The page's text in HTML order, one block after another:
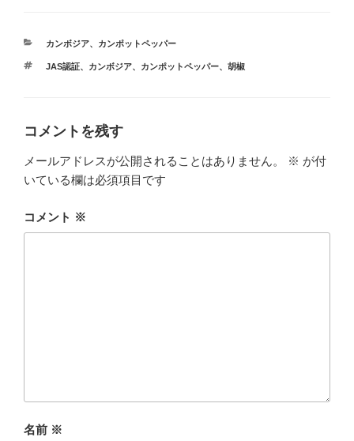
カ
ゴ
カンボジア、 カンポットペッパー
タ
JAS認証、 カンボジア、 カンポットペッパー、 胡椒
コメントを残す
メールアドレスが公開されることはありません。 ※ が付
いている欄は必須項目です
コメント ※
名前 ※